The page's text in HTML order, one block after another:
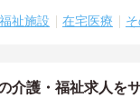
祉施設 在宅医療
介護・福祉求人を